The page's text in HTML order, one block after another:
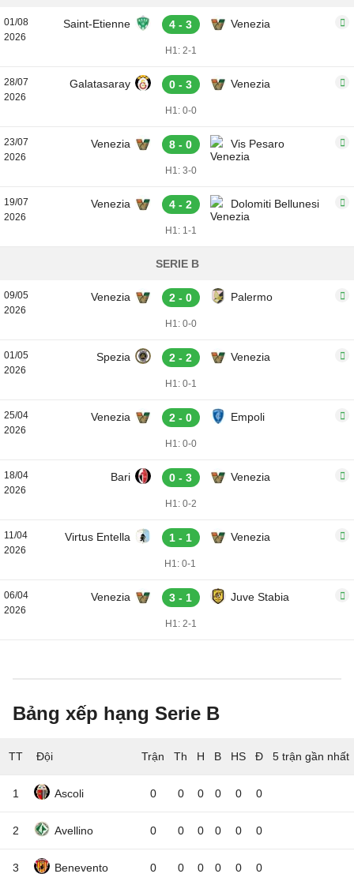
01/08
2026
Saint-Etienne 4 - 3 Venezia
H1: 2-1
28/07
2026
Galatasaray 0 - 3 Venezia
H1: 0-0
23/07
2026
Venezia 8 - 0 Vis Pesaro
H1: 3-0
19/07
2026
Venezia 4 - 2 Dolomiti Bellunesi
H1: 1-1
SERIE B
09/05
2026
Venezia 2 - 0 Palermo
H1: 0-0
01/05
2026
Spezia 2 - 2 Venezia
H1: 0-1
25/04
2026
Venezia 2 - 0 Empoli
H1: 0-0
18/04
2026
Bari 0 - 3 Venezia
H1: 0-2
11/04
2026
Virtus Entella 1 - 1 Venezia
H1: 0-1
06/04
2026
Venezia 3 - 1 Juve Stabia
H1: 2-1
Bảng xếp hạng Serie B
TT Đội 5 trận gần nhất
1 Ascoli 0 0 0 0 0 0
2 Avellino 0 0 0 0 0 0
3 Benevento 0 0 0 0 0 0